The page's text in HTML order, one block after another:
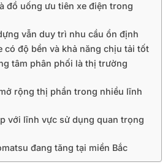
đồ uống ưu tiên xe điện trong
vẫn duy trì nhu cầu ổn định
có độ bền và khả năng chịu tải tốt
tâm phân phối là thị trường
rộng thị phần trong nhiều lĩnh
với lĩnh vực sử dụng quan trọng
đang tăng tại miền Bắc